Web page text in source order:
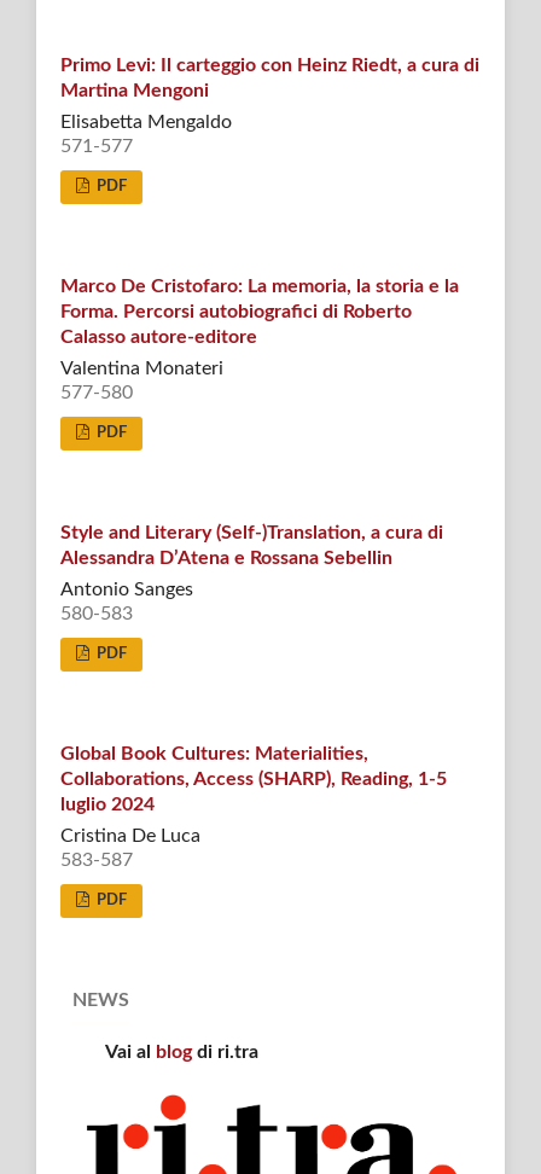
Primo Levi: Il carteggio con Heinz Riedt, a cura di
Martina Mengoni
Elisabetta Mengaldo
571-577
PDF
Marco De Cristofaro: La memoria, la storia e la
Forma. Percorsi autobiografici di Roberto
Calasso autore-editore
Valentina Monateri
577-580
PDF
Style and Literary (Self-)Translation, a cura di
Alessandra D’Atena e Rossana Sebellin
Antonio Sanges
580-583
PDF
Global Book Cultures: Materialities,
Collaborations, Access (SHARP), Reading, 1-5
luglio 2024
Cristina De Luca
583-587
PDF
NEWS
Vai al blogdi ri.tra